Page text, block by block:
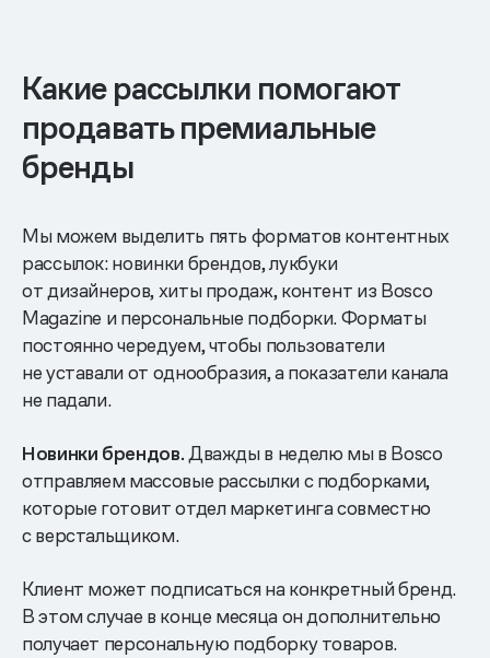
Какие рассылки помогают
продавать премиальные
бренды
Мы можем выделить пять форматов контентных
рассылок: новинки брендов, лукбуки
от дизайнеров, хиты продаж, контент из Bosco
Magazine и персональные подборки. Форматы
постоянно чередуем, чтобы пользователи
не уставали от однообразия, а показатели канала
не падали.
Новинки брендов.Дважды в неделю мы в Bosco
отправляем массовые рассылки с подборками,
которые готовит отдел маркетинга совместно
с верстальщиком.
Клиент может подписаться на конкретный бренд.
В этом случае в конце месяца он дополнительно
получает персональную подборку товаров.